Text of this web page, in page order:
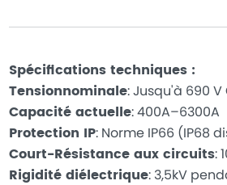
Spécifications techniques :
Tensionnominale: Jusqu'à 690 V
Capacité actuelle: 400A–6300A
Protection IP: Norme IP66 (IP68
Court-Résistance aux circuits:
Rigidité diélectrique: 3,5kV